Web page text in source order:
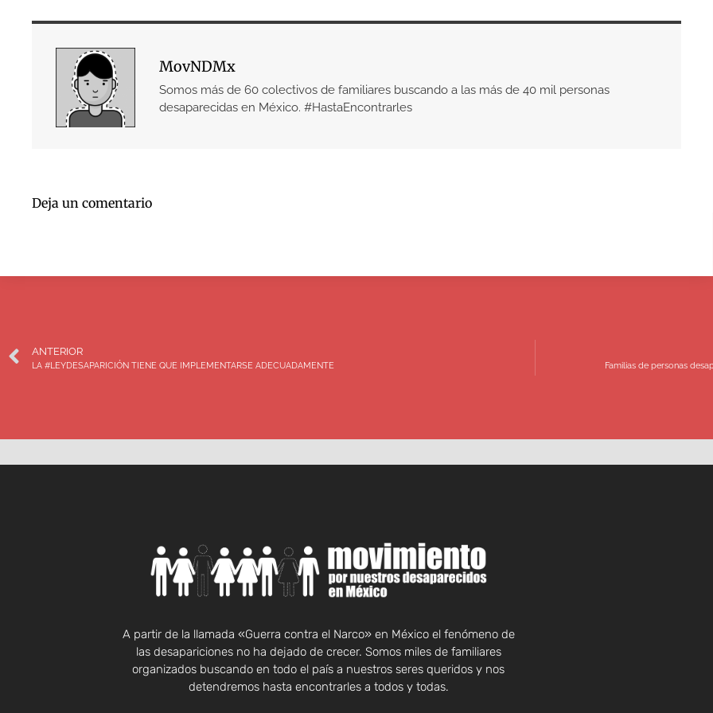
MovNDMx
Somos más de 60 colectivos de familiares buscando a las más de 40 mil personas
desaparecidas en México. #HastaEncontrarles
Deja un comentario
ANTERIOR
LA #LEYDESAPARICIÓN TIENE QUE IMPLEMENTARSE ADECUADAMENTE Familias de personas
A partir de la llamada «Guerra contra el Narco» en México el fenómeno de
las desapariciones no ha dejado de crecer. Somos miles de familiares
organizados buscando en todo el país a nuestros seres queridos y nos
detendremos hasta encontrarles a todos y todas.